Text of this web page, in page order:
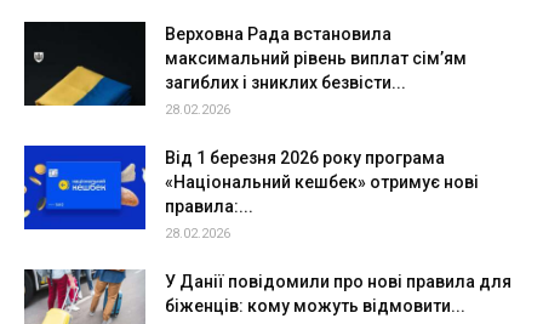
Верховна Рада встановила
максимальний рівень виплат сім’ям
загиблих і зниклих безвісти...
28.02.2026
Від 1 березня 2026 року програма
«Національний кешбек» отримує нові
правила:...
28.02.2026
У Данії повідомили про нові правила для
біженців: кому можуть відмовити...